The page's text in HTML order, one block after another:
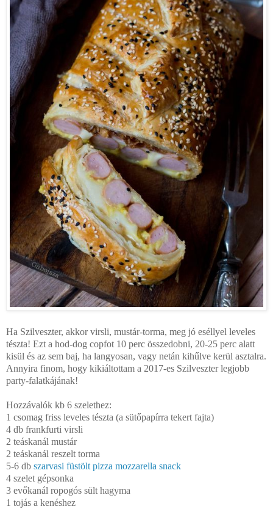
Ha Szilveszter, akkor virsli, mustár-torma, meg jó eséllyel leveles
tészta! Ezt a hod-dog copfot 10 perc összedobni, 20-25 perc alatt
kisül és az sem baj, ha langyosan, vagy netán kihűlve kerül asztalra.
Annyira finom, hogy kikiáltottam a 2017-es Szilveszter legjobb
party-falatkájának!
Hozzávalók kb 6 szelethez:
1 csomag friss leveles tészta (a sütőpapírra tekert fajta)
4 db frankfurti virsli
2 teáskanál mustár
2 teáskanál reszelt torma
5-6 db szarvasi füstölt pizza mozzarella snack
4 szelet gépsonka
3 evőkanál ropogós sült hagyma
1 tojás a kenéshez